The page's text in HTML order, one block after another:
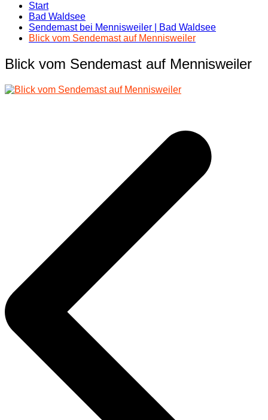
Start
Bad Waldsee
Sendemast bei Mennisweiler | Bad Waldsee
Blick vom Sendemast auf Mennisweiler
Blick vom Sendemast auf Mennisweiler